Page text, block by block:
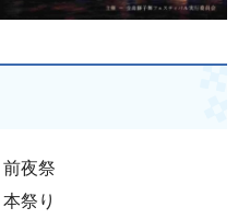
夜祭
祭り